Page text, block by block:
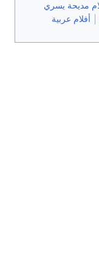
مديحة يسري
أفلام عربية